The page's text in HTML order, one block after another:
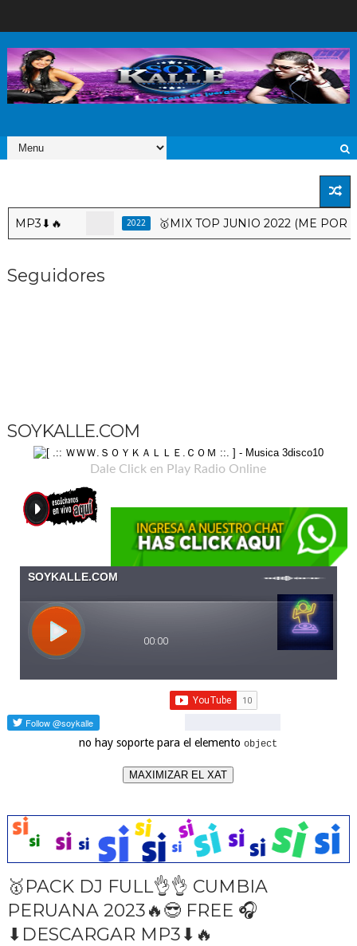
🥇MIX TOP JUNIO 2022 (ME PORTO
Seguidores
SOYKALLE.COM
Dale Click en Play Radio Online
no hay soporte para el elementoobject
MAXIMIZAR EL XAT
🥇PACK DJ FULL👌👌 CUMBIA
PERUANA 2023🔥😎 FREE 🎧
⬇DESCARGAR MP3⬇🔥